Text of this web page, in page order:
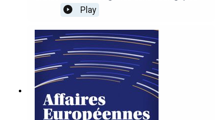
auxquels l'Europe est confrontée. Face au retour
de la guerre, aux rivalités entre grandes
américain, quels sont les atouts de l'Union
européenne ? Peut-elle réellement assurer sa
propre sécurité ? Et à quoi ressemblerait une
Europe souveraine à l'horizon 2035 ?
Play